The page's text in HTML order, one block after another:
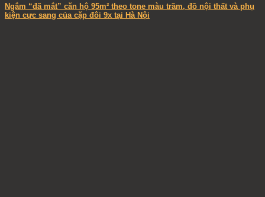
Ngắm “đã mắt” căn hộ 95m² theo tone màu trầm, đồ nội thất và phụ
kiện cực sang của cặp đôi 9x tại Hà Nội